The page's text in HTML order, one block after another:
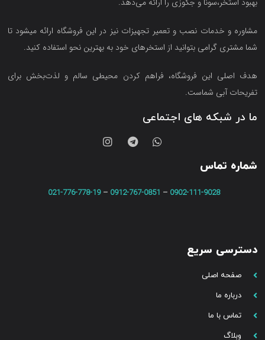
مشاوره و خدمات نصب و تعمیر تجهیزات نیز در این فروشگاه ارائه میشود تا
شما مشتری گرامی بتوانید از استخرهای خود به بهترین نحو استفاده کنید.
هدف اصلی این فروشگاه‌، فراهم کردن محیطی سالم و لذت‌بخش برای
تفریحات آبی شماست.
ما در شبکه های اجتماعی
شماره تماس
0902-111-9028
–
0912-767-0851
–
021-776-778-19
دسترسی سریع
صفحه اصلی
درباره ما
تماس با ما
وبلاگ